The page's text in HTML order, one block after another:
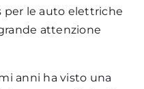
per le auto elettriche
attenzione
anni ha visto una